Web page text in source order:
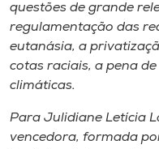
questões de grande
regulamentação das
eutanásia, a
cotas raciais, a pena
climáticas.
Para Julidiane Letícia
vencedora, formada